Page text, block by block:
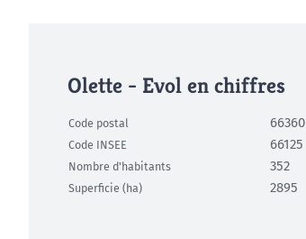
Olette - Evol en chiffres
Code postal 66360
Code INSEE 66125
Nombre d'habitants 352
Superficie (ha) 2895